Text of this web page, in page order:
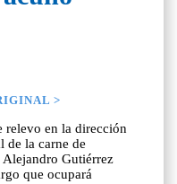
>
relevo en la dirección
de la carne de
Gutiérrez
que ocupará